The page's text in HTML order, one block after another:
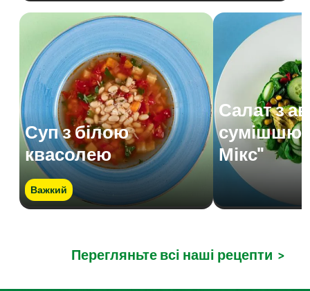
Суп з білою
квасолею
Важкий
Салат з
сумішшю
Мікс"
Перегляньте всі наші рецепти >